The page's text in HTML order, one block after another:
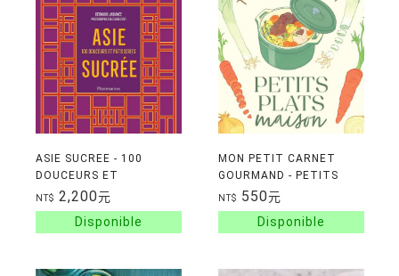
ASIE SUCREE - 100
DOUCEURS ET
PATISSERIES
NT$ 2,200元
MON PETIT CARNET
GOURMAND - PETITS
PLATS MAISON
NT$ 550元